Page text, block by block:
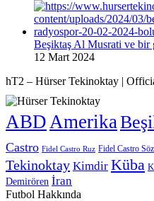
Beşiktaş Al Musrati ve bir
12 Mart 2024
hT2 – Hürser Tekinoktay |
ABD Amerika
Castro Fidel Castro Ruz Fidel Castro
Tekinoktay Kimdir Küba
Demirören İran
Futbol Hakkında